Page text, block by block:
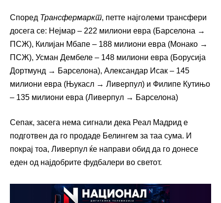
Според Трансфермаркт, петте најголеми трансфери
досега се: Нејмар – 222 милиони евра (Барселона →
ПСЖ), Килијан Мбапе – 188 милиони евра (Монако →
ПСЖ), Усман Дембеле – 148 милиони евра (Борусија
Дортмунд → Барселона), Александар Исак – 145
милиони евра (Њукасл → Ливерпул) и Филипе Кутињо
– 135 милиони евра (Ливерпул → Барселона)
Сепак, засега нема сигнали дека Реал Мадрид е
подготвен да го продаде Белингем за таа сума. И
покрај тоа, Ливерпул ќе направи обид да го донесе
еден од најдобрите фудбалери во светот.